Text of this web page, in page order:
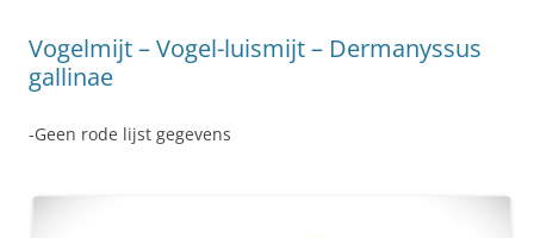
Vogelmijt – Vogel-luismijt – Dermanyssus
gallinae
-Geen rode lijst gegevens